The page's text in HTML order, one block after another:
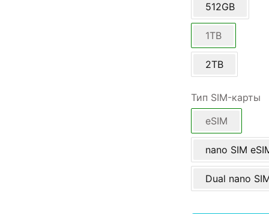
512GB
1TB
2TB
Тип SIM-карты
eSIM
nano SIM
Dual nano